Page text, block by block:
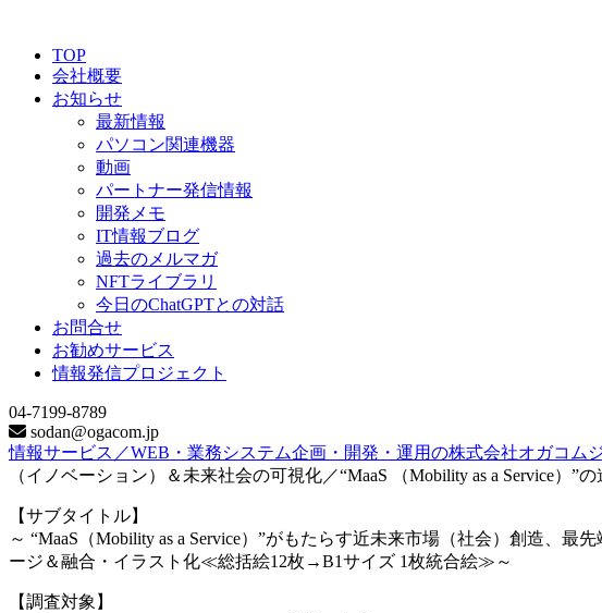
TOP
会社概要
お知らせ
最新情報
パソコン関連機器
動画
パートナー発信情報
開発メモ
IT情報ブログ
過去のメルマガ
NFTライブラリ
今日のChatGPTとの対話
お問合せ
お勧めサービス
情報発信プロジェクト
04-7199-8789
sodan@ogacom.jp
情報サービス／WEB・業務システム企画・開発・運用の株式会社オガコム
（イノベーション）＆未来社会の可視化／“MaaS （Mobility as a Service
【サブタイトル】
～ “MaaS（Mobility as a Service）”がもたらす近未来市場（社会）創造、
ージ＆融合・イラスト化≪総括絵12枚→B1サイズ 1枚統合絵≫～
【調査対象】